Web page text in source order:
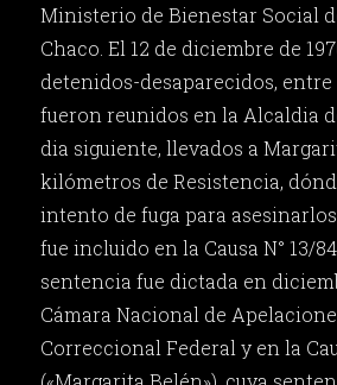
Ministerio de Bienestar Social
Chaco. El 12 de diciembre de
detenidos-desaparecidos, entre
fueron reunidos en la Alcaldia
dia siguiente, llevados a
kilómetros de Resistencia,
intento de fuga para
fue incluido en la Causa N° 13/84
sentencia fue dictada en
Cámara Nacional de
Correccional Federal y en la